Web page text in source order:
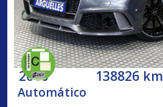
2016 138826 km
Automático